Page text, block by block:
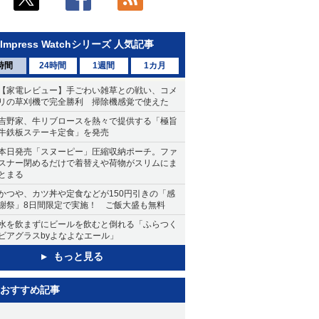
Impress Watchシリーズ 人気記事
間 24時間 1週間 1カ月
家電レビュー】手ごわい雑草との戦い、コメ
の草刈機で完全勝利 掃除機感覚で使えた
野家、牛リブロースを熱々で提供する「極旨
鉄板ステーキ定食」を発売
日発売「スヌーピー」圧縮収納ポーチ。ファ
ナー閉めるだけで着替えや荷物がスリムにま
まる
つや、カツ丼や定食などが150円引きの「感
祭」8日間限定で実施！ ご飯大盛も無料
を飲まずにビールを飲むと倒れる「ふらつく
アグラスbyよなよなエール」
もっと見る
おすすめ記事